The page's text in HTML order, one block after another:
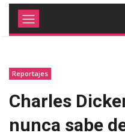
Reportajes
Charles
nunca sabe